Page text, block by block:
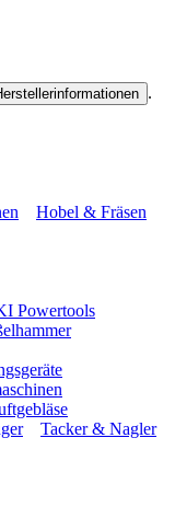
.
Hobel & Fräsen
Powertools
Tacker & Nagler